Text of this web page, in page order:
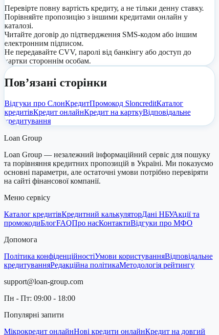
Перевірте повну вартість кредиту, а не тільки денну ставку.
Порівняйте пропозицію з іншими кредитами онлайн у
каталозі.
Читайте договір до підтвердження SMS-кодом або іншим
електронним підписом.
Не передавайте CVV, паролі від банкінгу або доступ до
картки стороннім особам.
Пов’язані сторінки
Відгуки про СлонКредитПромокод SloncreditКаталог
кредитівКредит онлайнКредит на карткуВідповідальне
кредитування
Loan Group
Loan Group — незалежний інформаційний сервіс для пошуку
та порівняння кредитних пропозицій в Україні. Ми показуємо
основні параметри, але остаточні умови потрібно перевіряти
на сайті фінансової компанії.
Меню сервісу
Каталог кредитівКредитний калькуляторДані НБУАкції та
промокодиБлогFAQПро насКонтактиВідгуки про МФО
Допомога
Політика конфіденційностіУмови користуванняВідповідальне
кредитуванняРедакційна політикаМетодологія рейтингу
support@loan-group.com
Пн - Пт: 09:00 - 18:00
Популярні запити
Мікрокредит онлайнНові кредити онлайнКредит на довгий